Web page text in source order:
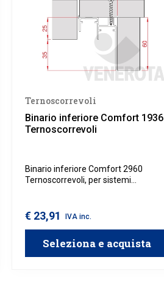
Ternoscorrevoli
Binario inferiore Comfort 1936
Ternoscorrevoli
Binario inferiore Comfort 2960
Ternoscorrevoli, per sistemi
e silenzioso, offrendo un'esperienza
d'uso confortevole e affidabile. Da
Comfort 2960 e kit biammortizzato
Comfort Ternoscorrevoli.
€ 23,91 IVA inc.
Seleziona e acquista